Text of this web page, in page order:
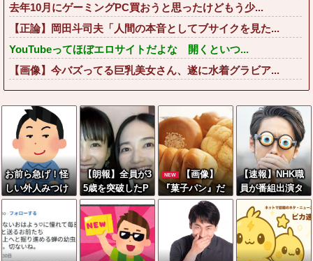
去年10月にゲーミングPC買おうと思ったけどもう少...
【正論】岡田斗司夫「人間の本音としてブサイクを見た...
YouTubeってほぼエロサイトだよな 開くといつ...
【画像】今バズってる巨乳美女さん、遂に水着グラビア...
お前ら急げ！怪
しい外人みつけ
たら法務省にタ
レコミしてみ
ろ！意外と仕事
するぞ？
【朗報】全員が3
5歳を突破したP
erfumeさん、お
●●いwwww
NEW
【画像】
『菓子パン』だ
け食べてる男の
部屋、ガチでエ
グいwwwwww
【速報】NHK職
員が番組出演タ
レントから性被
害！？←コレマ
ジならヤバくね
ーか？